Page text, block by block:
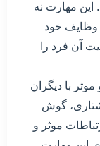
این مهارت نه
وظایف خود
آن فرد را
با دیگران
گوش
موثر و